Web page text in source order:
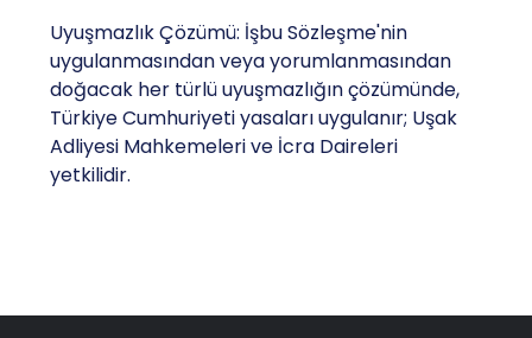
Uyuşmazlık Çözümü: İşbu Sözleşme'nin
uygulanmasından veya yorumlanmasından
doğacak her türlü uyuşmazlığın çözümünde,
Türkiye Cumhuriyeti yasaları uygulanır; Uşak
Adliyesi Mahkemeleri ve İcra Daireleri
yetkilidir.